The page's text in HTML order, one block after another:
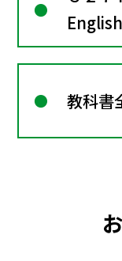
教科書